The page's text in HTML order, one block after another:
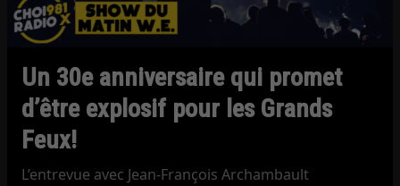
Un 30e anniversaire qui promet
d’être explosif pour les Grands
Feux!
L’entrevue avec Jean-François Archambault